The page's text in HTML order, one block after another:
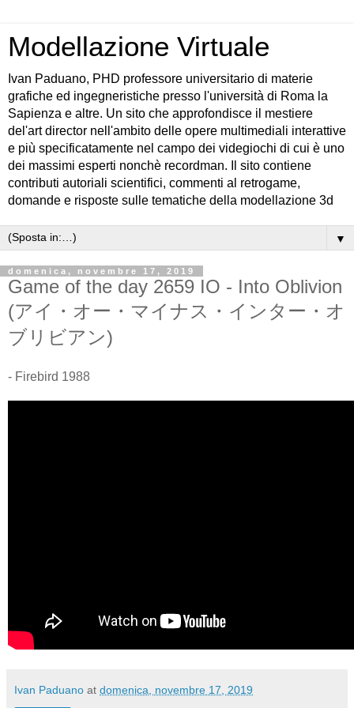
Modellazione Virtuale
Ivan Paduano, PHD professore universitario di materie
grafiche ed ingegneristiche presso l'università di Roma la
Sapienza e altre. Un sito che approfondisce il mestiere
del'art director nell'ambito delle opere multimediali interattive
e più specificatamente nel campo dei videgiochi di cui è uno
dei massimi esperti nonchè recordman. Il sito contiene
contributi autoriali scientifici, commenti al retrogame,
domande e risposte sulle tematiche della modellazione 3d
▼
domenica, novembre 17, 2019
Game of the day 2659 IO - Into Oblivion
(アイ・オー・マイナス・インター・オ
ブリビアン)
- Firebird 1988
Ivan Paduano at domenica, novembre 17, 2019